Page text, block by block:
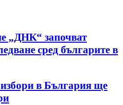
„ДНК“ започват
сред българите в
в България ще